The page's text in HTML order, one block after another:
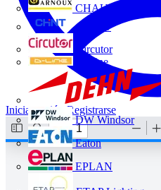
CHAUVIN
CHINT
Circutor
D-Line
DW Windsor
Eaton
EPLAN
Iniciar sesión Registrarse